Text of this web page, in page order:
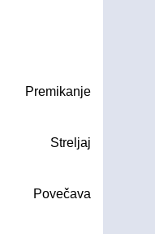
Premikanje
Streljaj
Povečava